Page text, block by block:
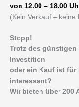
von 12.00 – 18.00
(Kein Verkauf – keine
Stopp!
Trotz des günstigen
Investition
oder ein Kauf ist für
interessant?
Wir bieten über 200